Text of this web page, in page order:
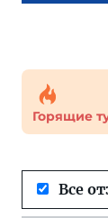
Горящие
Все